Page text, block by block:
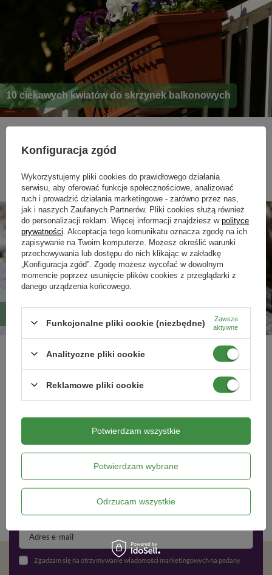
10 ciekawych kwiatów do skrzynek balkonowych
kwiaty zasadzone w skrzynkach balkonowych roziskrzą się feerią barw,
zdobiąc nasze balkony przez całe lato!
Czytaj więcej
Jakie korzyści może przynieść nam stosowanie agrowłókniny? Jaka
jest różnica między agrowłókniną wiosenną a zimową? Przeczytaj
Newsletter
Zapisz się do newslettera i bądź na
bieżąco z aktualnymi promocjami
Zgadzam się na otrzymywanie wiadomości marketingowych na podany adres e-mail oraz przetwarzanie danych osobowych zgodnie z
Konfiguracja zgód
Wykorzystujemy pliki cookies do prawidłowego działania
serwisu, aby oferować funkcje społecznościowe, analizować
ruch i prowadzić działania marketingowe - zarówno przez nas,
jak i naszych Zaufanych Partnerów. Pliki cookies służą również
do personalizacji reklam. Więcej informacji znajdziesz w polityce
prywatności . Akceptacja tego komunikatu oznacza zgodę na ich
zapisywanie na Twoim komputerze. Możesz określić warunki
przechowywania lub dostępu do nich klikając w zakładkę
„Konfiguracja zgód”. Zgodę możesz wycofać w dowolnym
momencie poprzez usunięcie plików cookies z przeglądarki z
danego urządzenia końcowego.
Funkcjonalne pliki cookie (niezbędne)
Zawsze
aktywne
Analityczne pliki cookie
Reklamowe pliki cookie
Potwierdzam wybrane
Odrzucam wszystkie
Potwierdzam wszystkie